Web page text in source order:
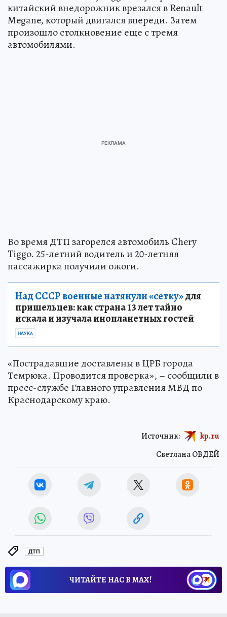
китайский внедорожник врезался в Renault
Megane, который двигался впереди. Затем
произошло столкновение еще с тремя
автомобилями.
Во время ДТП загорелся автомобиль Chery
Tiggo. 25-летний водитель и 20-летняя
пассажирка получили ожоги.
Над СССР военные натянули «сетку»для
пришельцев: как страна 13 лет тайно
искала и изучала инопланетных гостей
НАУКА
«Пострадавшие доставлены в ЦРБ города
Темрюка. Проводится проверка», – сообщили в
пресс-службе Главного управления МВД по
Краснодарскому краю.
Светлана ОВДЕЙ
Источник: kp.ru
ДТП
ЧИТАЙТЕ НАС В МАХ!